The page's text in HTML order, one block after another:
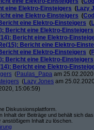
eine Elektro-Einsteigers (Lazy
eine Elektro-Einsteigers (
eine Elektro-Einsteigers (
Bericht eine Elektro-Einsteigers
Bericht eine Elektro-
Bericht eine Elektro-
eine Elektro-Einsteigers (
Bericht eine Elektro-Einsteigers
Bericht eine Elektro-
(Paulas_Papa am
(Lazy Jones am
15:06:59)
Diskussionsplattform.
Inhalt der Beiträge und behält sich das
Inhalt zu löschen.